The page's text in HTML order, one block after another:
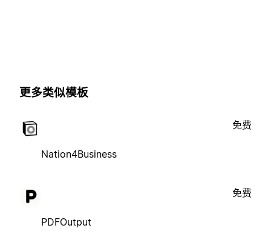
更多类似模板
Nation4Business
免费
PDFOutput
免费